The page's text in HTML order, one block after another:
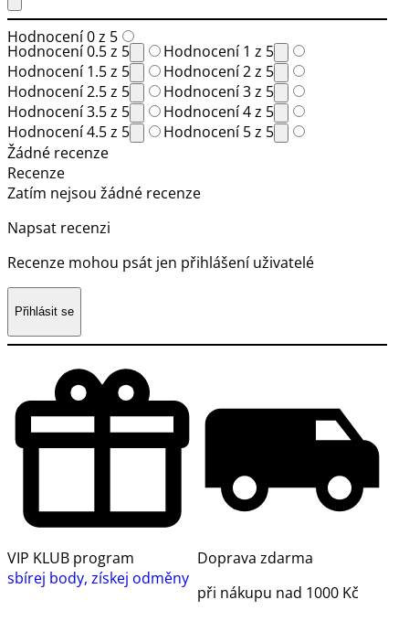
Hodnocení 0 z 5
Hodnocení 0.5 z 5
Hodnocení 1 z 5
Hodnocení 1.5 z 5
Hodnocení 2 z 5
Hodnocení 2.5 z 5
Hodnocení 3 z 5
Hodnocení 3.5 z 5
Hodnocení 4 z 5
Hodnocení 4.5 z 5
Hodnocení 5 z 5
Žádné recenze
Recenze
Zatím nejsou žádné recenze
Napsat recenzi
Recenze mohou psát jen přihlášení uživatelé
Přihlásit se
VIP KLUB program
sbírej body, získej odměny
Doprava zdarma
při nákupu nad 1000 Kč